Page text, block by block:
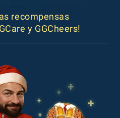
recompensas
y GGCheers!